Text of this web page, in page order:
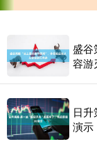
盛谷
容游
日
演示